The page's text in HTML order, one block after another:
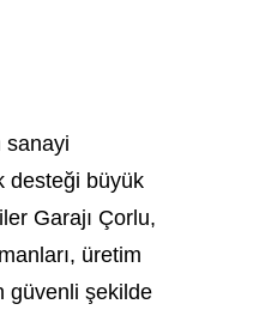
sanayi
desteği büyük
Garajı Çorlu,
üretim
güvenli şekilde